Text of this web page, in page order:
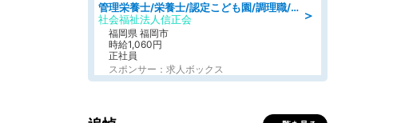
＞
管理栄養士/栄養士/認定こども園/調理職/認定こども園/週3日～相談可能
社会福祉法人信正会
福岡県 福岡市
時給1,060円
正社員
スポンサー：求人ボックス